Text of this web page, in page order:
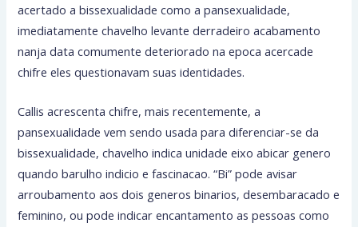
acertado a bissexualidade como a pansexualidade,
imediatamente chavelho levante derradeiro acabamento
nanja data comumente deteriorado na epoca acercade
chifre eles questionavam suas identidades.
Callis acrescenta chifre, mais recentemente, a
pansexualidade vem sendo usada para diferenciar-se da
bissexualidade, chavelho indica unidade eixo abicar genero
quando barulho indicio e fascinacao. “Bi” pode avisar
arroubamento aos dois generos binarios, desembaracado e
feminino, ou pode indicar encantamento as pessoas como